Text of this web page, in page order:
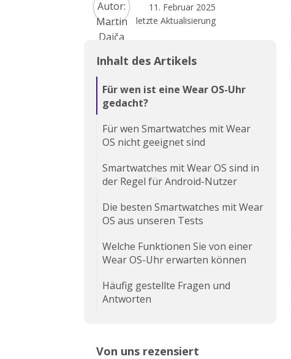
11. Februar 2025
letzte Aktualisierung
Inhalt des Artikels
Für wen ist eine Wear OS-Uhr
gedacht?
Für wen Smartwatches mit Wear
OS nicht geeignet sind
Smartwatches mit Wear OS sind in
der Regel für Android-Nutzer
Die besten Smartwatches mit Wear
OS aus unseren Tests
Welche Funktionen Sie von einer
Wear OS-Uhr erwarten können
Häufig gestellte Fragen und
Antworten
Von uns rezensiert